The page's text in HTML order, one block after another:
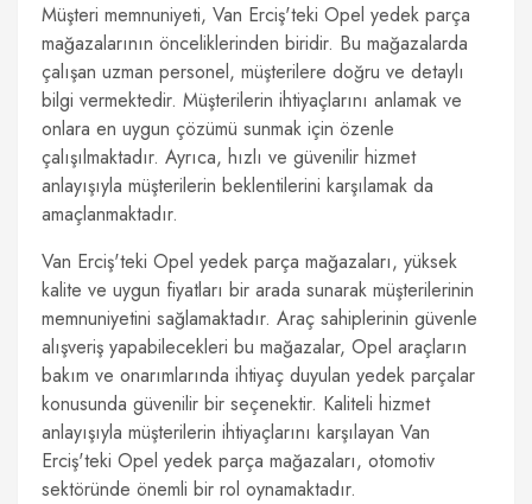
Müşteri memnuniyeti, Van Erciş'teki Opel yedek parça
mağazalarının önceliklerinden biridir. Bu mağazalarda
çalışan uzman personel, müşterilere doğru ve detaylı
bilgi vermektedir. Müşterilerin ihtiyaçlarını anlamak ve
onlara en uygun çözümü sunmak için özenle
çalışılmaktadır. Ayrıca, hızlı ve güvenilir hizmet
anlayışıyla müşterilerin beklentilerini karşılamak da
amaçlanmaktadır.
Van Erciş'teki Opel yedek parça mağazaları, yüksek
kalite ve uygun fiyatları bir arada sunarak müşterilerinin
memnuniyetini sağlamaktadır. Araç sahiplerinin güvenle
alışveriş yapabilecekleri bu mağazalar, Opel araçların
bakım ve onarımlarında ihtiyaç duyulan yedek parçalar
konusunda güvenilir bir seçenektir. Kaliteli hizmet
anlayışıyla müşterilerin ihtiyaçlarını karşılayan Van
Erciş'teki Opel yedek parça mağazaları, otomotiv
sektöründe önemli bir rol oynamaktadır.